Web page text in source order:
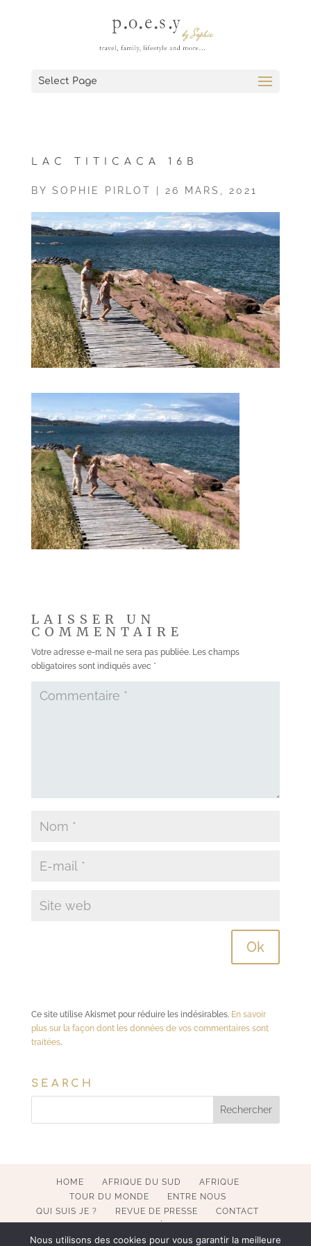
Select Page
LAC TITICACA 16B
BY SOPHIE PIRLOT 26 MARS, 2021
LAISSER UN
COMMENTAIRE
Votre adresse e-mail ne sera pas publiée. Les champs
obligatoires sont indiqués avec *
Ce site utilise Akismet pour réduire les indésirables. En savoir
plus sur la façon dont les données de vos commentaires sont
traitées.
SEARCH
HOME AFRIQUE DU SUD
AFRIQUE
TOUR DU MONDE
ENTRE NOUS
QUI SUIS JE ?
REVUE DE PRESSE
CONTACT
Nous utilisons des cookies pour vous garantir la meilleure